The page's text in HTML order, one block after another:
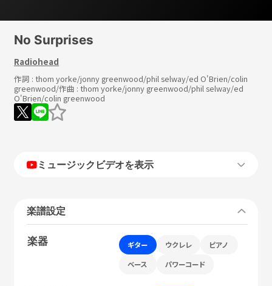
No Surprises
Radiohead
作詞 : thom yorke/jonny greenwood/phil selway/ed O'Brien/colin
greenwood/作曲 : thom yorke/jonny greenwood/phil selway/ed
O'Brien/colin greenwood
ミュージックビデオを表示
楽譜設定
楽器 ギター ウクレレ ピアノ
ベース パワーコード